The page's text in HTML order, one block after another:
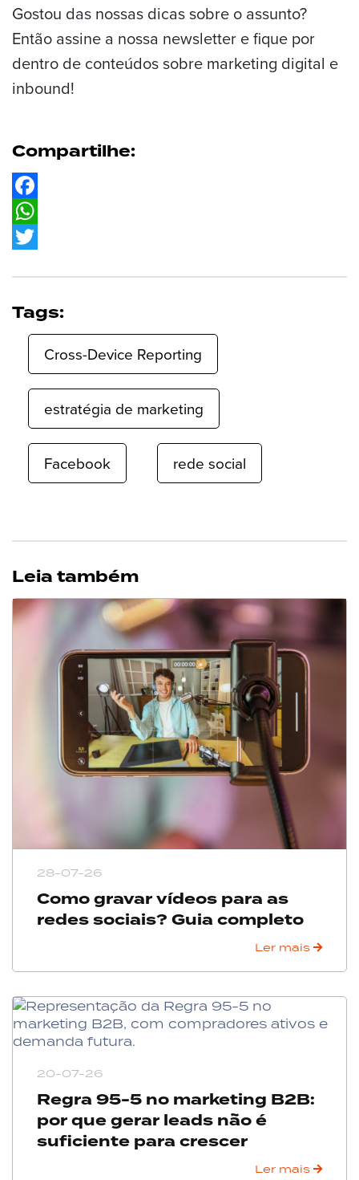
Gostou das nossas dicas sobre o assunto?
Então assine a nossa newsletter e fique por
dentro de conteúdos sobre marketing digital e
inbound!
Compartilhe:
Facebook
WhatsApp
Tags:
Cross-Device Reporting
estratégia de marketing
Facebook rede social
Leia também
28-07-26
Como gravar vídeos para as
redes sociais? Guia completo
Ler mais
20-07-26
Regra 95-5 no marketing B2B:
por que gerar leads não é
suficiente para crescer
Ler mais